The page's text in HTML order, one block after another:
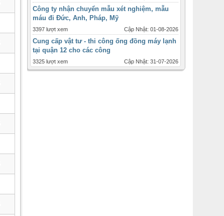
Công ty nhận chuyển mẫu xét nghiệm, mẫu
máu đi Đức, Anh, Pháp, Mỹ
Cung cấp vật tư - thi công ống đồng máy lạnh
tại quận 12 cho các công
Máy lạnh tủ đứng Daikin - 2ngựa 2hp - inverter